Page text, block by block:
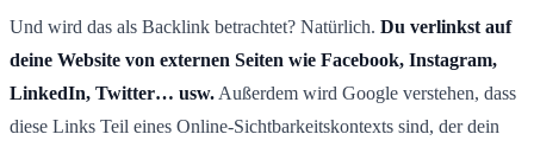
Und wird das als Backlink betrachtet? Natürlich. Du verlinkst auf
deine Website von externen Seiten wie Facebook, Instagram,
LinkedIn, Twitter… usw. Außerdem wird Google verstehen, dass
diese Links Teil eines Online-Sichtbarkeitskontexts sind, der dein